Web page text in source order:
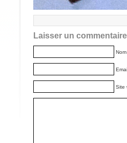
Laisser un commentaire
Site